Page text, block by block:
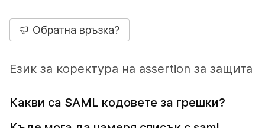
Обратна връзка?
Език за коректура на assertion за защита
Какви са SAML кодовете за грешки?